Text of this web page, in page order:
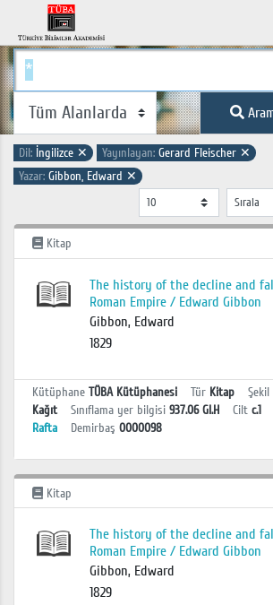
Dil: İngilizce ✕ Yayınlayan: Gerard Fleischer ✕
Yazar: Gibbon, Edward ✕
Kitap
The history of the decline and
Roman Empire / Edward Gibbon
Gibbon, Edward
1829
Kütüphane TÜBA Kütüphanesi Tür Kitap Şekil
Kağıt
Sınıflama yer bilgisi 937.06 GI.H Cilt c.1
Rafta
Demirbaş 0000098
Kitap
The history of the decline and
Roman Empire / Edward Gibbon
Gibbon, Edward
1829